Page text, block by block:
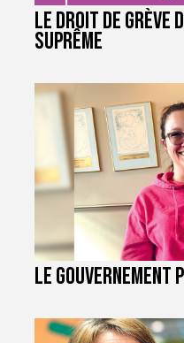
Le droit de grève
suprême
Le gouvernement